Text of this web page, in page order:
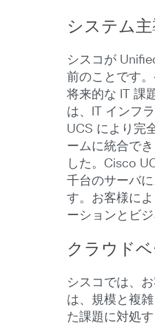
システム
シスコが
前のことです
将来的な IT 課
は、IT インフ
UCS により完
ームに統合で
した。Cisco
千台のサーバ
す。お客様に
ーションとビ
クラウド
シスコでは、
は、規模と複
た課題に対処